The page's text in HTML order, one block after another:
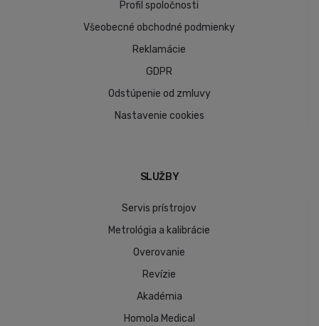
Profil spoločnosti
Všeobecné obchodné podmienky
Reklamácie
GDPR
Odstúpenie od zmluvy
Nastavenie cookies
SLUŽBY
Servis prístrojov
Metrológia a kalibrácie
Overovanie
Revízie
Akadémia
Homola Medical